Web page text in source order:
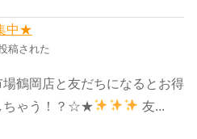
中★
稿された
鶴岡店と友だちになるとお得
ちゃう！？☆★
友...